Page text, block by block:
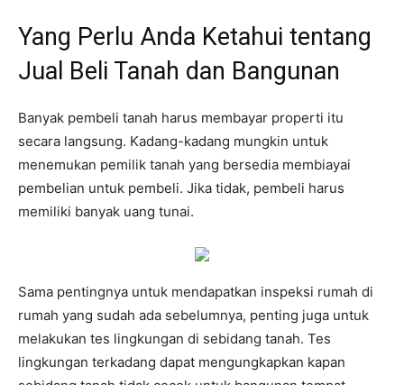
Yang Perlu Anda Ketahui tentang
Jual Beli Tanah dan Bangunan
Banyak pembeli tanah harus membayar properti itu
secara langsung. Kadang-kadang mungkin untuk
menemukan pemilik tanah yang bersedia membiayai
pembelian untuk pembeli. Jika tidak, pembeli harus
memiliki banyak uang tunai.
Sama pentingnya untuk mendapatkan inspeksi rumah di
rumah yang sudah ada sebelumnya, penting juga untuk
melakukan tes lingkungan di sebidang tanah. Tes
lingkungan terkadang dapat mengungkapkan kapan